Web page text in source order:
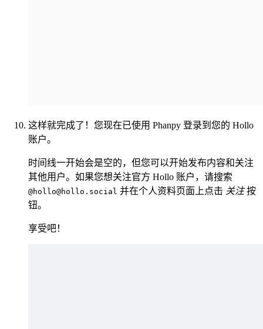
这样就完成了！您现在已使用 Phanpy 登录到您的 Hollo
账户。
时间线一开始会是空的，但您可以开始发布内容和关注
其他用户。如果您想关注官方 Hollo 账户，请搜索
@hollo@hollo.social 并在个人资料页面上点击 关注按
钮。
享受吧！